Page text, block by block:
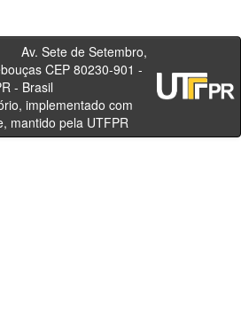
de Setembro,
CEP 80230-901 -
- PR - Brasil
implementado com
mantido pela UTFPR